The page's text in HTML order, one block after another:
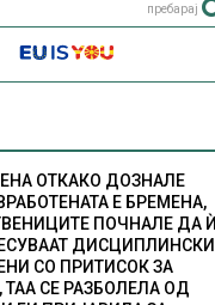
пребарај
ОТКАКО ДОЗНАЛЕ
Е БРЕМЕНА,
ПОЧНАЛЕ ДА Ѝ
ДИСЦИПЛИНСКИ
СО ПРИТИСОК ЗА
ТАА СЕ РАЗБОЛЕЛА ОД